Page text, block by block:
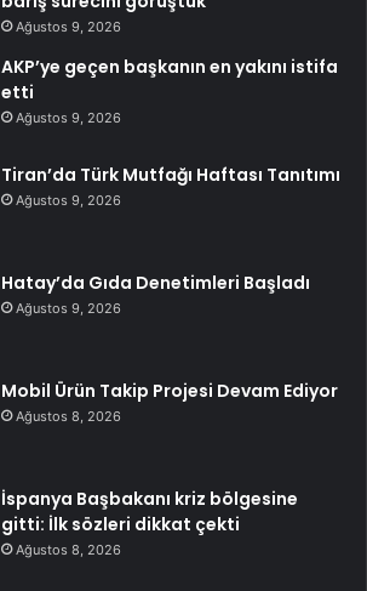
Ağustos 9, 2026
AKP’ye geçen başkanın en yakını istifa
etti
Ağustos 9, 2026
Tiran’da Türk Mutfağı Haftası Tanıtımı
Ağustos 9, 2026
Hatay’da Gıda Denetimleri Başladı
Ağustos 9, 2026
Mobil Ürün Takip Projesi Devam Ediyor
Ağustos 8, 2026
İspanya Başbakanı kriz bölgesine
gitti: İlk sözleri dikkat çekti
Ağustos 8, 2026